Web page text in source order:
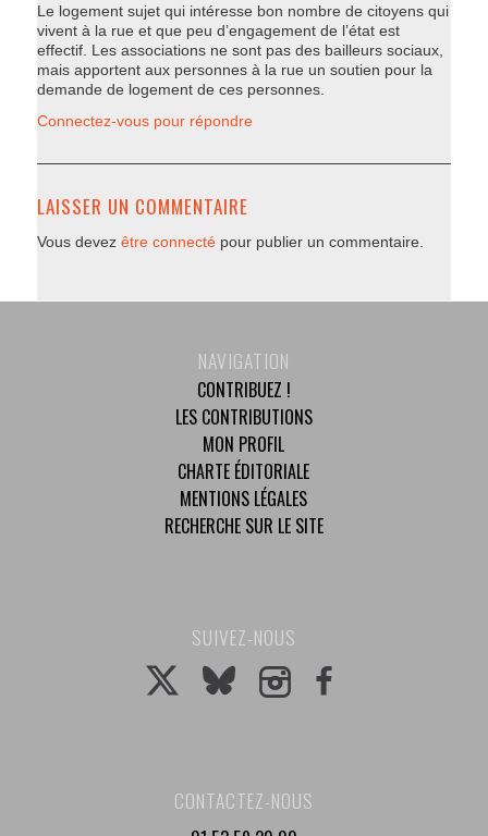
Le logement sujet qui intéresse bon nombre de citoyens qui
vivent à la rue et que peu d’engagement de l’état est
effectif. Les associations ne sont pas des bailleurs sociaux,
mais apportent aux personnes à la rue un soutien pour la
demande de logement de ces personnes.
Connectez-vous pour répondre
LAISSER UN COMMENTAIRE
Vous devez être connectépour publier un commentaire.
NAVIGATION
CONTRIBUEZ !
LES CONTRIBUTIONS
MON PROFIL
CHARTE ÉDITORIALE
MENTIONS LÉGALES
RECHERCHE SUR LE SITE
SUIVEZ-NOUS
CONTACTEZ-NOUS